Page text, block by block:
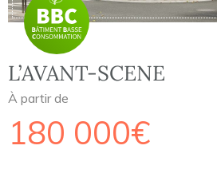
L’AVANT-SCENE
À partir de
180 000€